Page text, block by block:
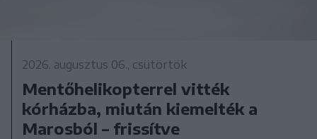
2026. augusztus 06., csütörtök
Mentőhelikopterrel vitték
kórházba, miután kiemelték a
Marosból – frissítve